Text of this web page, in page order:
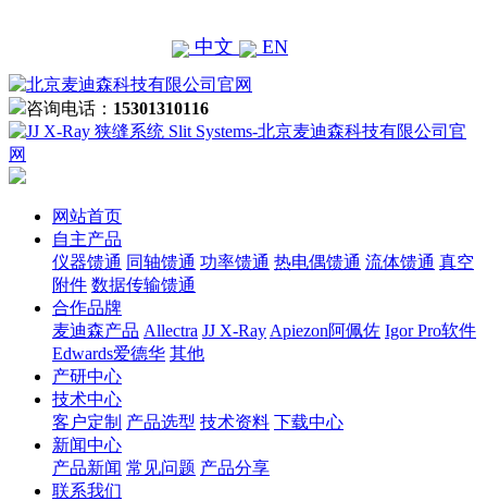
中文 EN
咨询电话： 15301310116
网站首页
自主产品
仪器馈通 同轴馈通 功率馈通 热电偶馈通 流体馈通 真空
附件 数据传输馈通
合作品牌
麦迪森产品 Allectra JJ X-Ray Apiezon阿佩佐 Igor Pro软件
Edwards爱德华 其他
产研中心
技术中心
客户定制 产品选型 技术资料 下载中心
新闻中心
产品新闻 常见问题 产品分享
联系我们